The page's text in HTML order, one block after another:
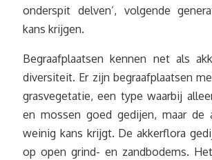
onderspit delven’, volgende
kans krijgen.
Begraafplaatsen kennen net als
diversiteit. Er zijn begraafplaatsen
grasvegetatie, een type waarbij
en mossen goed gedijen, maar de
weinig kans krijgt. De akkerflora
op open grind- en zandbodems.